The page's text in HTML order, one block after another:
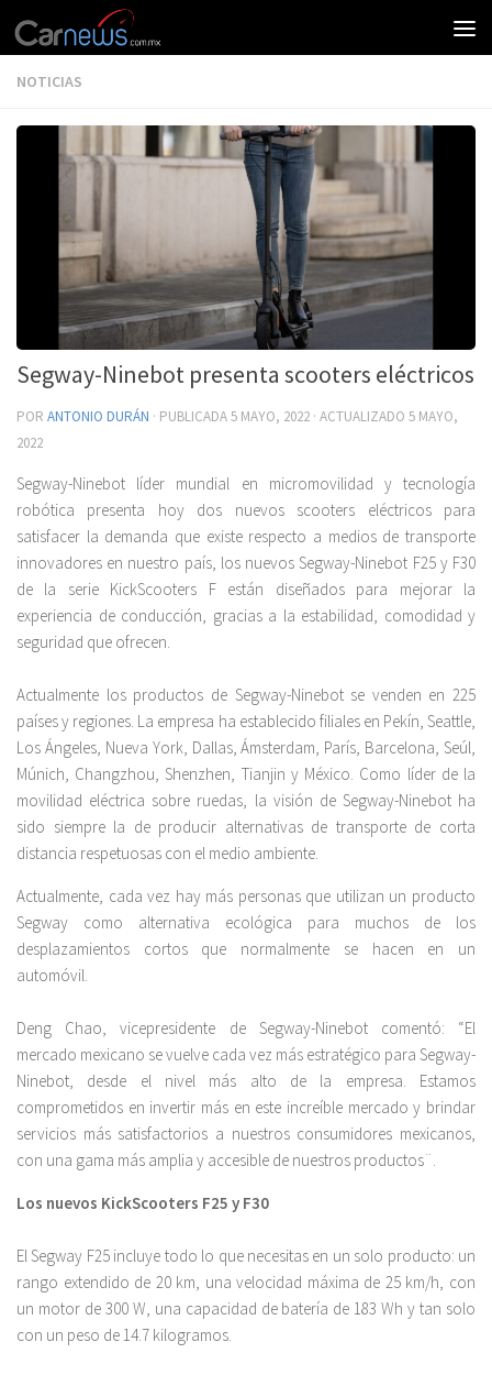
NOTICIAS
Segway-Ninebot presenta scooters eléctricos
POR ANTONIO DURÁN · PUBLICADA5 MAYO, 2022 · ACTUALIZADO 5 MAYO,
2022
Segway-Ninebot líder mundial en micromovilidad y tecnología
robótica presenta hoy dos nuevos scooters eléctricos para
satisfacer la demanda que existe respecto a medios de transporte
innovadores en nuestro país, los nuevos Segway-Ninebot F25 y F30
de la serie KickScooters F están diseñados para mejorar la
experiencia de conducción, gracias a la estabilidad, comodidad y
seguridad que ofrecen.
Actualmente los productos de Segway-Ninebot se venden en 225
países y regiones. La empresa ha establecido filiales en Pekín, Seattle,
Los Ángeles, Nueva York, Dallas, Ámsterdam, París, Barcelona, Seúl,
Múnich, Changzhou, Shenzhen, Tianjin y México. Como líder de la
movilidad eléctrica sobre ruedas, la visión de Segway-Ninebot ha
sido siempre la de producir alternativas de transporte de corta
distancia respetuosas con el medio ambiente.
Actualmente, cada vez hay más personas que utilizan un producto
Segway como alternativa ecológica para muchos de los
desplazamientos cortos que normalmente se hacen en un
automóvil.
Deng Chao, vicepresidente de Segway-Ninebot comentó: “El
mercado mexicano se vuelve cada vez más estratégico para Segway-
Ninebot, desde el nivel más alto de la empresa. Estamos
comprometidos en invertir más en este increíble mercado y brindar
servicios más satisfactorios a nuestros consumidores mexicanos,
con una gama más amplia y accesible de nuestros productos¨.
Los nuevos KickScooters F25 y F30
El Segway F25 incluye todo lo que necesitas en un solo producto: un
rango extendido de 20 km, una velocidad máxima de 25 km/h, con
un motor de 300 W, una capacidad de batería de 183 Wh y tan solo
con un peso de 14.7 kilogramos.